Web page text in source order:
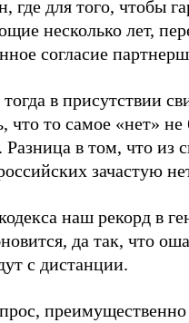
где для того, чтобы
несколько лет,
согласие
в присутствии
что то самое «нет»
в том, что из
зачастую
наш рекорд в
да так, что
с дистанции.